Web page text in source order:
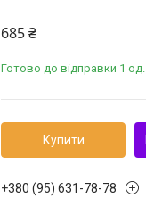
685 ₴
Готово до відправки 1 од.
Купити
+380 (95) 631-78-78